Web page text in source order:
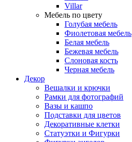
Villar
Мебель по цвету
Голубая мебель
Фиолетовая мебель
Белая мебель
Бежевая мебель
Слоновая кость
Черная мебель
Декор
Вешалки и крючки
Рамки для фотографий
Вазы и кашпо
Подставки для цветов
Декоративные клетки
Статуэтки и Фигурки